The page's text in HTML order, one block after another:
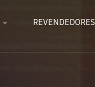
REVENDEDORES